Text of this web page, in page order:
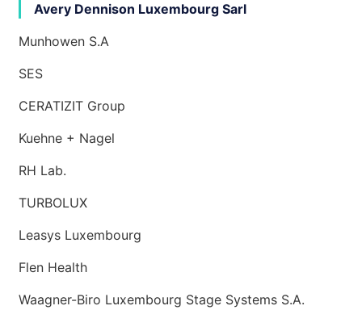
Avery Dennison Luxembourg Sarl
Munhowen S.A
SES
CERATIZIT Group
Kuehne + Nagel
RH Lab.
TURBOLUX
Leasys Luxembourg
Flen Health
Waagner-Biro Luxembourg Stage Systems S.A.